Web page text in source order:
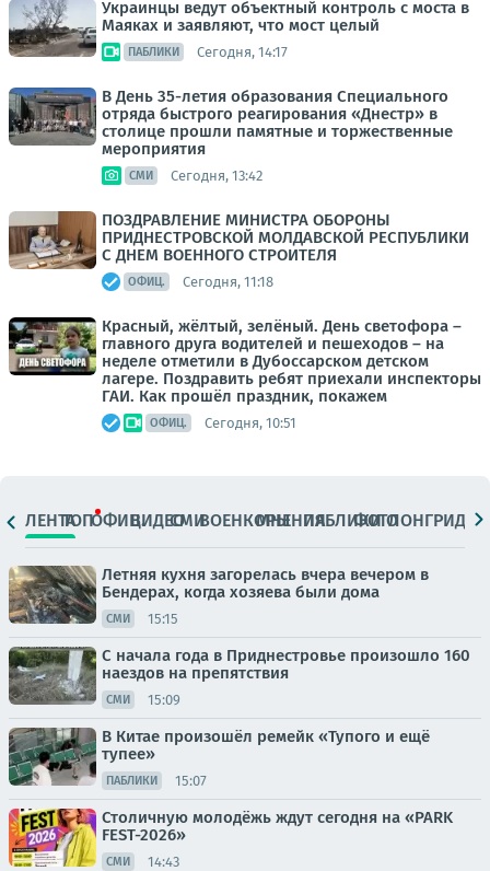
Украинцы ведут объектный контроль с моста в
Маяках и заявляют, что мост целый
ПАБЛИКИ Сегодня, 14:17
В День 35-летия образования Специального
отряда быстрого реагирования «Днестр» в
столице прошли памятные и торжественные
мероприятия
СМИ Сегодня, 13:42
ПОЗДРАВЛЕНИЕ МИНИСТРА ОБОРОНЫ
ПРИДНЕСТРОВСКОЙ МОЛДАВСКОЙ РЕСПУБЛИКИ
С ДНЕМ ВОЕННОГО СТРОИТЕЛЯ
ОФИЦ. Сегодня, 11:18
Красный, жёлтый, зелёный. День светофора –
главного друга водителей и пешеходов – на
неделе отметили в Дубоссарском детском
лагере. Поздравить ребят приехали инспекторы
ГАИ. Как прошёл праздник, покажем
ОФИЦ. Сегодня, 10:51
ЛЕНТАТОПОФИЦ.ВИДЕОСМИВОЕНКОРЫМНЕНИЯПАБЛИКИ
ФОТОЛОНГРИДЫ
Летняя кухня загорелась вчера вечером в
Бендерах, когда хозяева были дома
СМИ 15:15
С начала года в Приднестровье произошло 160
наездов на препятствия
СМИ 15:09
В Китае произошёл ремейк «Тупого и ещё
тупее»
ПАБЛИКИ 15:07
Столичную молодёжь ждут сегодня на «PARK
FEST-2026»
СМИ 14:43